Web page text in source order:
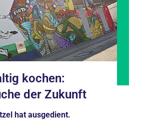
kochen:
der Zukunft
hat ausgedient.